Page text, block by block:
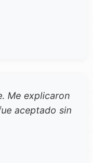
Me explicaron
aceptado sin